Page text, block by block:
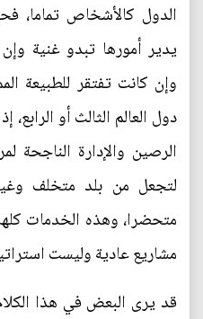
الدول كالأشخاص تماما،
يدير أمورها تبدو غنية
وإن كانت تفتقر للطبيعة
دول العالم الثالث أو
الرصين والإدارة الناجحة
لتجعل من بلد متخلف
متحضرا، وهذه الخدمات
مشاريع عادية وليست
قد يرى البعض في هذا